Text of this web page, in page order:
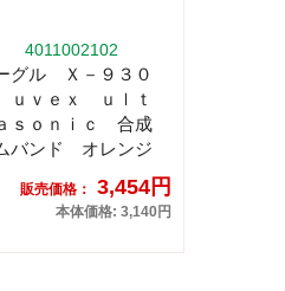
4011002102
グル Ｘ－９３０
ｕｖｅｘ ｕｌｔ
ｓｏｎｉｃ 合成
バンド オレンジ
販売価格： 3,454円
本体価格: 3,140円